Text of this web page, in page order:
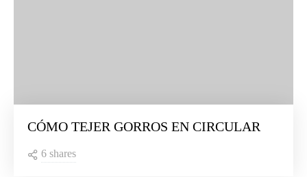
CÓMO TEJER GORROS EN CIRCULAR
6 shares